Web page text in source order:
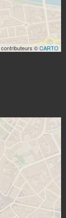
contributeurs ©CARTO